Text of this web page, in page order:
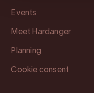
Events
Meet Hardanger
Planning
Cookie consent